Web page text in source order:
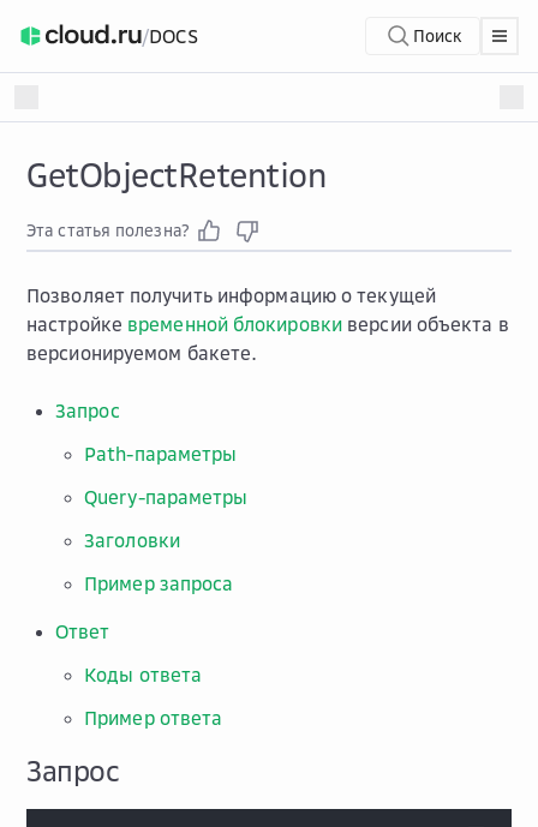
/DOCS Поиск
GetObjectRetention
Эта статья полезна?
Позволяет получить информацию о текущей
настройке временной блокировки версии объекта в
версионируемом бакете.
Запрос
Path-параметры
Query-параметры
Заголовки
Пример запроса
Ответ
Коды ответа
Пример ответа
Запрос